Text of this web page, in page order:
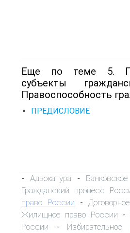
Еще по теме 5.
субъекты
Правоспособность
ПРЕДИСЛОВИЕ
- Адвокатура -
Гражданский процесс
право России -
Жилищное право России -
России -